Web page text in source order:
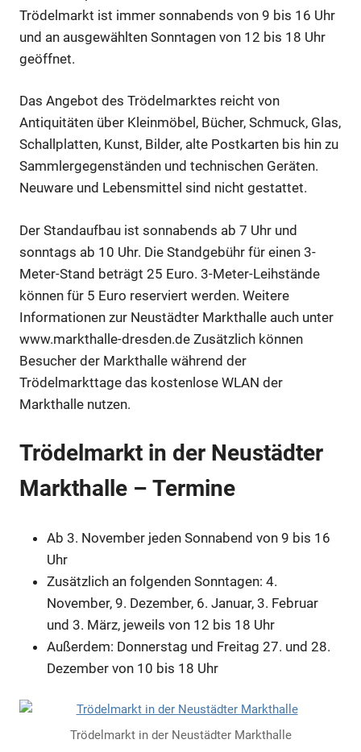
Trödelmarkt ist immer sonnabends von 9 bis 16 Uhr
und an ausgewählten Sonntagen von 12 bis 18 Uhr
geöffnet.
Das Angebot des Trödelmarktes reicht von
Antiquitäten über Kleinmöbel, Bücher, Schmuck, Glas,
Schallplatten, Kunst, Bilder, alte Postkarten bis hin zu
Sammlergegenständen und technischen Geräten.
Neuware und Lebensmittel sind nicht gestattet.
Der Standaufbau ist sonnabends ab 7 Uhr und
sonntags ab 10 Uhr. Die Standgebühr für einen 3-
Meter-Stand beträgt 25 Euro. 3-Meter-Leihstände
können für 5 Euro reserviert werden. Weitere
Informationen zur Neustädter Markthalle auch unter
www.markthalle-dresden.de Zusätzlich können
Besucher der Markthalle während der
Trödelmarkttage das kostenlose WLAN der
Markthalle nutzen.
Trödelmarkt in der Neustädter
Markthalle – Termine
Ab 3. November jeden Sonnabend von 9 bis 16
Uhr
Zusätzlich an folgenden Sonntagen: 4.
November, 9. Dezember, 6. Januar, 3. Februar
und 3. März, jeweils von 12 bis 18 Uhr
Außerdem: Donnerstag und Freitag 27. und 28.
Dezember von 10 bis 18 Uhr
Trödelmarkt in der Neustädter Markthalle